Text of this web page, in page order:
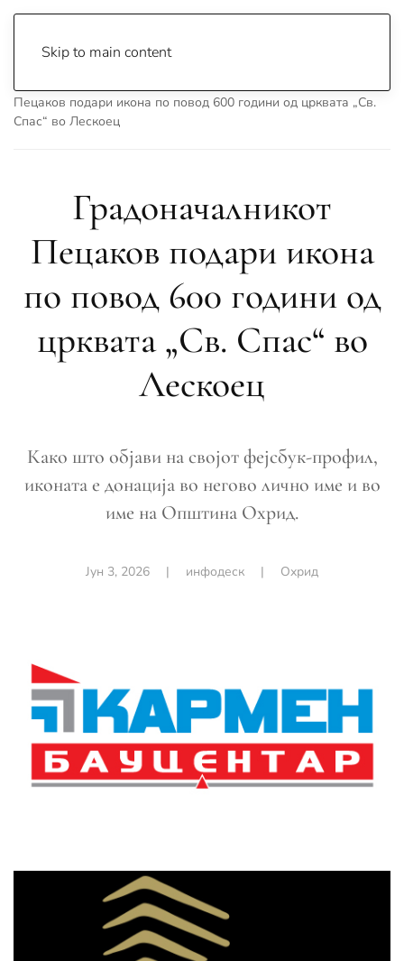
Skip to main content
Пецаков подари икона по повод 600 години од црквата „Св.
Спас“ во Лескоец
Градоначалникот
Пецаков подари икона
по повод 600 години од
црквата „Св. Спас“ во
Лескоец
Како што објави на својот фејсбук-профил,
иконата е донација во негово лично име и во
име на Општина Охрид.
Јун 3, 2026 | инфодеск | Охрид